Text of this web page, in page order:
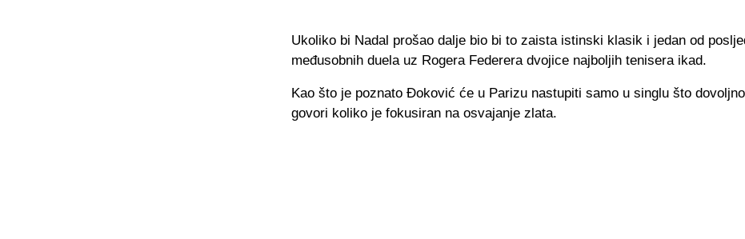
Ukoliko bi Nadal prošao dalje bio bi to zaista istinski klasik i jedan od
međusobnih duela uz Rogera Federera dvojice najboljih tenisera ikad.
Kao što je poznato Đoković će u Parizu nastupiti samo u singlu što dovoljno
govori koliko je fokusiran na osvajanje zlata.